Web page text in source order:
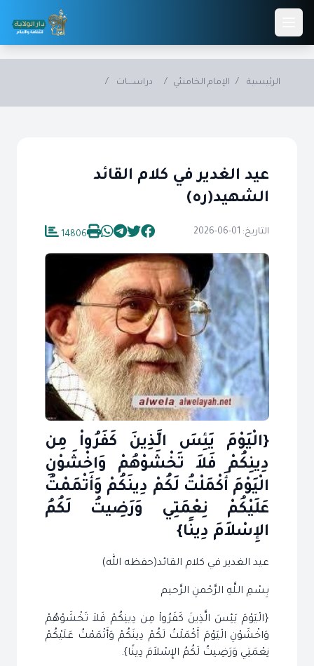
Skip to main content
الرئيسية / الإمام الخامنئي / دراســــات /
عيد الغدير في كلام القائد
الشهيد(ره)
التاريخ: 01-06-2026 14806
{الْيَوْمَ يَئِسَ الَّذِينَ كَفَرُواْ مِن
دِينِكُمْ فَلاَ تَخْشَوْهُمْ وَاخْشَوْنِ
الْيَوْمَ أَكْمَلْتُ لَكُمْ دِينَكُمْ وَأَتْمَمْتُ
عَلَيْكُمْ نِعْمَتِي وَرَضِيتُ لَكُمُ
الإِسْلاَمَ دِينًا}
عيد الغدير في كلام القائد(حفظه الله)
بِسْمِ اللَّهِ الرَّحْمنِ الرَّحيم
{الْيَوْمَ يَئِسَ الَّذِينَ كَفَرُواْ مِن دِينِكُمْ فَلاَ تَخْشَوْهُمْ
وَاخْشَوْنِ الْيَوْمَ أَكْمَلْتُ لَكُمْ دِينَكُمْ وَأَتْمَمْتُ عَلَيْكُمْ
نِعْمَتِي وَرَضِيتُ لَكُمُ الإِسْلاَمَ دِينًا}.